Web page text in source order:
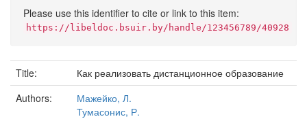
Please use this identifier to cite or link to this item:
https://libeldoc.bsuir.by/handle/123456789/40928
Title:
Как реализовать дистанционное образование
Authors:
Мажейко, Л.
Тумасонис, Р.